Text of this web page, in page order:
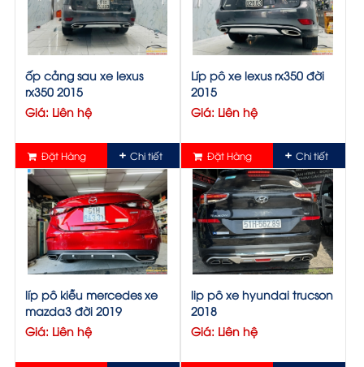
ốp cảng sau xe lexus
rx350 2015
Giá: Liên hệ
Đặt Hàng Chi tiết
Líp pô xe lexus rx350 đời
2015
Giá: Liên hệ
Đặt Hàng Chi tiết
líp pô kiễu mercedes xe
mazda3 đời 2019
Giá: Liên hệ
lip pô xe hyundai trucson
2018
Giá: Liên hệ